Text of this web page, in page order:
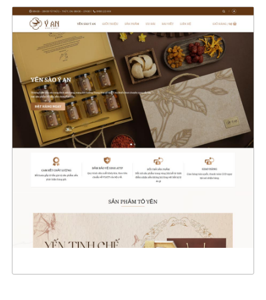
47158
CHI TIẾT
XEM THỰC TẾ